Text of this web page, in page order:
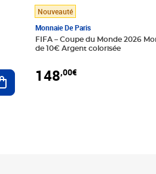
Ajouter au panier
Nouveauté
Monnaie De Paris
FIFA – Coupe du Monde 2026
de 10€ Argent colorisée
148,00€